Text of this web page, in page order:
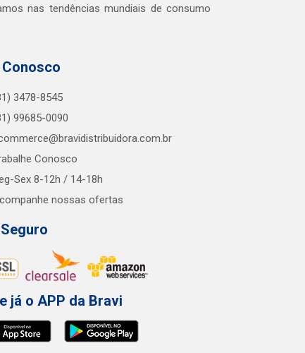
nas tendências mundiais de consumo
Conosco
3478-8545
99685-0090
Conosco
Sex 8-12h / 14-18h
nossas ofertas
já o APP da Bravi